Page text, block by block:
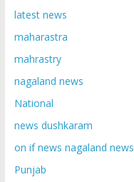
latest news
maharastra
mahrastry
nagaland news
National
news dushkaram
on if news nagaland news
Punjab